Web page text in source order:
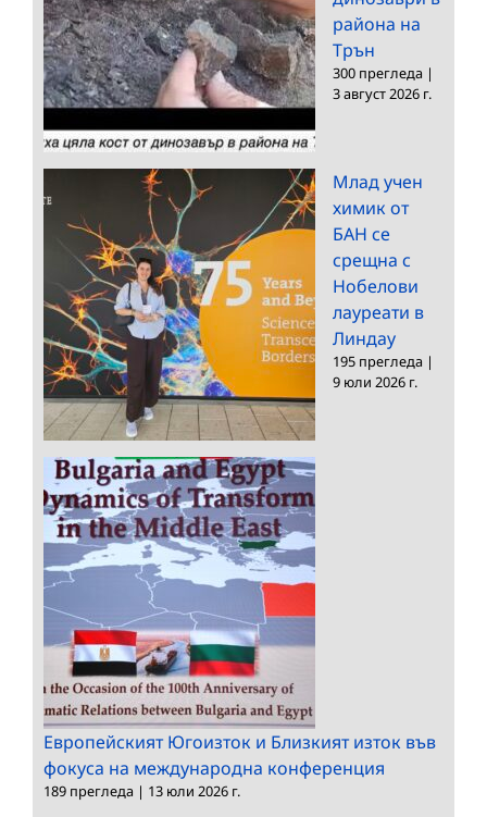
района на
Трън
300 прегледа |
3 август 2026 г.
Млад учен
химик от
БАН се
срещна с
Нобелови
лауреати в
Линдау
195 прегледа |
9 юли 2026 г.
Европейският Югоизток и Близкият изток във
фокуса на международна конференция
189 прегледа | 13 юли 2026 г.